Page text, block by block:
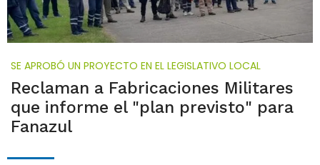
SE APROBÓ UN PROYECTO EN EL LEGISLATIVO LOCAL
Reclaman a Fabricaciones Militares
que informe el "plan previsto" para
Fanazul